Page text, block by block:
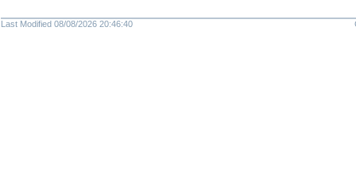
Last Modified 08/08/2026 20:46:40